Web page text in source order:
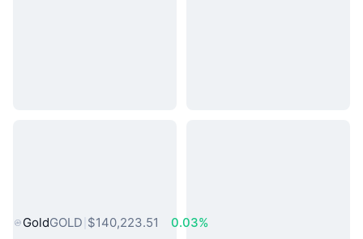
GoldGOLD $140,223.51
0.03%